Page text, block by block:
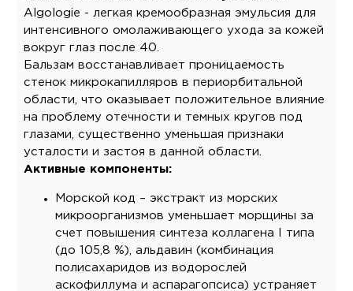
Аlgologie - легкая кремообразная эмульсия для
интенсивного омолаживающего ухода за кожей
вокруг глаз после 40.
Бальзам восстанавливает проницаемость
стенок микрокапилляров в периорбитальной
области, что оказывает положительное влияние
на проблему отечности и темных кругов под
глазами, существенно уменьшая признаки
усталости и застоя в данной области.
Активные компоненты:
Морской код – экстракт из морских
микроорганизмов уменьшает морщины за
счет повышения синтеза коллагена I типа
(до 105,8 %), альдавин (комбинация
полисахаридов из водорослей
аскофиллума и аспарагопсиса) устраняет